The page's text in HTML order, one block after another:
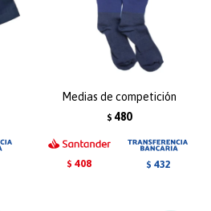
Medias de competición
$ 480
$ 408 $ 432